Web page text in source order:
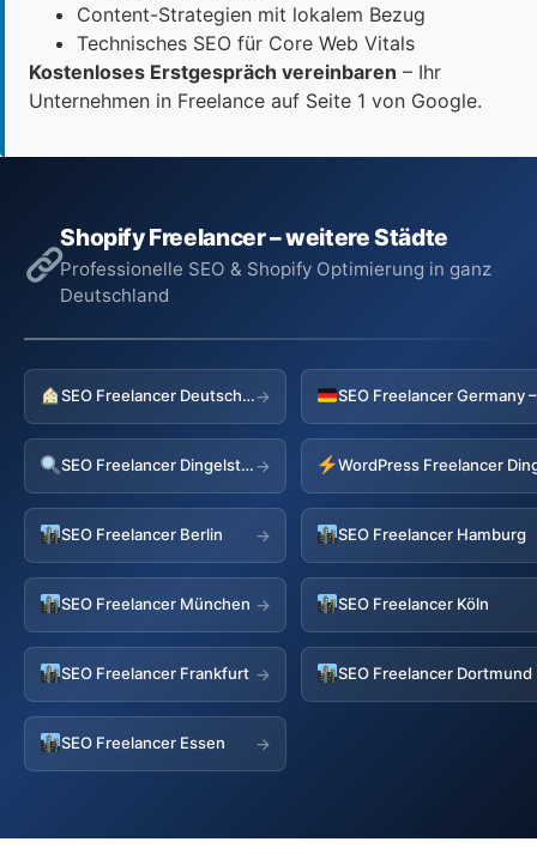
Content-Strategien mit lokalem Bezug
Technisches SEO für Core Web Vitals
Kostenloses Erstgespräch vereinbaren – Ihr
Unternehmen in Freelance auf Seite 1 von Google.
Shopify Freelancer – weitere Städte
Professionelle SEO & Shopify Optimierung in ganz
Deutschland
SEO Freelancer Deutschland→
SEO Freelancer Dingelstaedt→
SEO Freelancer Berlin → SEO Freelancer Hamburg
SEO Freelancer München → SEO Freelancer Köln
SEO Freelancer Frankfurt → SEO Freelancer Dortmund
SEO Freelancer Essen →